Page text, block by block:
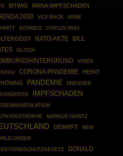
BITWIG MRNA-IMPFSCHADEN
2030 VCV RACK
ARNE
SCHWEIZ DYATLOV PASS
NATO-AKTE
BILL
GLITCH
VIREN
CORONA-PANDEMIE
HEIKO
PANDEMIE
DRESDEN
IMPFSCHADEN
MARKUS HAINTZ
GEIMPFT
NEW
ORDER
DONALD